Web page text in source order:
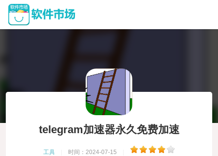
telegram加速器永久免费加速
工具 时间：2024-07-15